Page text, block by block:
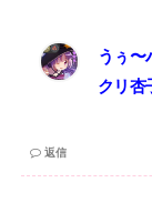
うぅ〜
クリ杏
返信